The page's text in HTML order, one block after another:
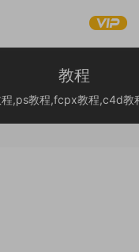
教程
程,ps教程,fcpx教程,c4d教